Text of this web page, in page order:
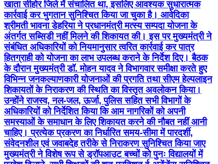
खाता सीहोर जिले में संचालित था, इसलिए आवश्यक सुधारात्मक
कार्रवाई कर भुगतान सुनिश्चित किया जा चुका है। आवेदिका
श्रीमती भावना डेहरिया ने प्रधानमंत्री मत्स्य सम्पदा योजना के
अंतर्गत सब्सिडी नहीं मिलने की शिकायत की। इस पर मुख्यमंत्री ने
संबंधित अधिकारियों को नियमानुसार त्वरित कार्रवाई कर पात्र
हितग्राही को योजना का लाभ उपलब्ध कराने के निर्देश दिए। बैठक
के दौरान मुख्यमंत्री डॉ. मोहन यादव ने विभागवार समीक्षा करते हुए
विभिन्न जनकल्याणकारी योजनाओं की प्रगति तथा सीएम हेल्पलाइन
शिकायतों के निराकरण की स्थिति का विस्तृत अवलोकन किया।
उन्होंने राजस्व, नल-जल, ऊर्जा, पुलिस सहित सभी विभागों के
अधिकारियों को निर्देशित किया कि आम नागरिकों को अपनी
समस्याओं के समाधान के लिए शिकायत करने की नौबत नहीं आनी
चाहिए। प्रत्येक प्रकरण का निर्धारित समय-सीमा में पारदर्शी,
संवेदनशील एवं जवाबदेह तरीके से निराकरण सुनिश्चित किया जाए
मुख्यमंत्री ने विशेष रूप से ड्रॉपआउट बच्चों को पुनः विद्यालयों में